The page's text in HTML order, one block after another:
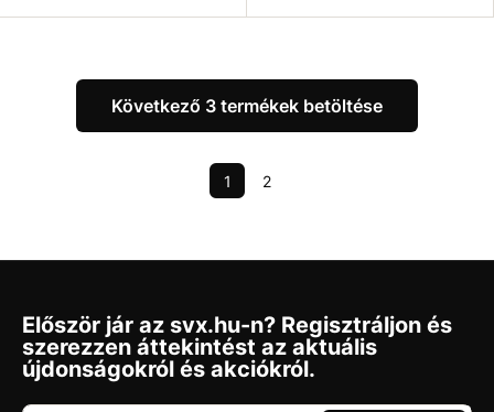
Következő 3 termékek betöltése
1 2
Először jár az svx.hu-n? Regisztráljon és
szerezzen áttekintést az aktuális
újdonságokról és akciókról.